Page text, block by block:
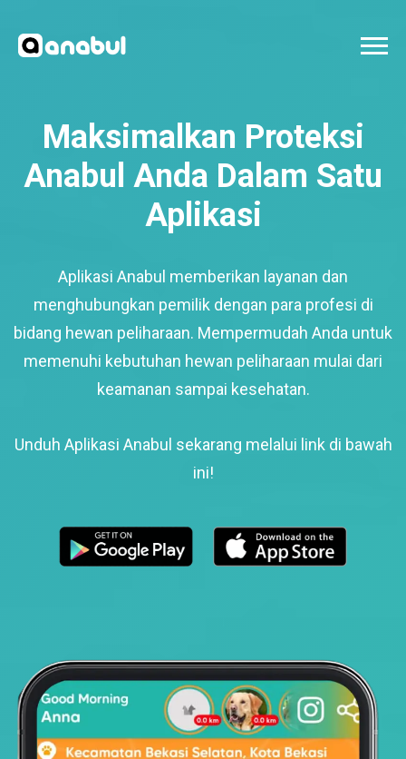
Maksimalkan Proteksi
Anabul Anda Dalam Satu
Aplikasi
Aplikasi Anabul memberikan layanan dan
menghubungkan pemilik dengan para profesi di
bidang hewan peliharaan. Mempermudah Anda untuk
memenuhi kebutuhan hewan peliharaan mulai dari
keamanan sampai kesehatan.
Unduh Aplikasi Anabul sekarang melalui link di bawah
ini!